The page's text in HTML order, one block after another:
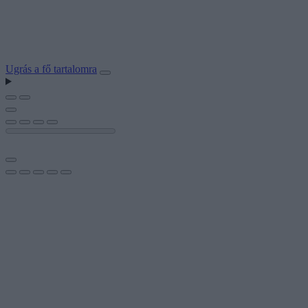
Ugrás a fő tartalomra